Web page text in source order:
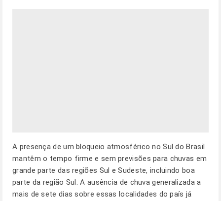
A presença de um bloqueio atmosférico no Sul do Brasil
mantêm o tempo firme e sem previsões para chuvas em
grande parte das regiões Sul e Sudeste, incluindo boa
parte da região Sul. A ausência de chuva generalizada a
mais de sete dias sobre essas localidades do país já